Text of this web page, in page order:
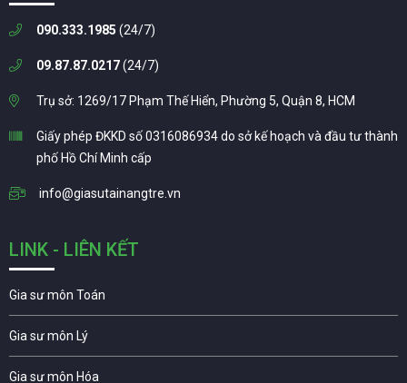
090.333.1985 (24/7)
09.87.87.0217(24/7)
Trụ sở: 1269/17 Phạm Thế Hiển, Phường 5, Quận 8, HCM
Giấy phép ĐKKD số 0316086934 do sở kế hoạch và đầu tư thành
phố Hồ Chí Minh cấp
info@giasutainangtre.vn
LINK - LIÊN KẾT
Gia sư môn Toán
Gia sư môn Lý
Gia sư môn Hóa